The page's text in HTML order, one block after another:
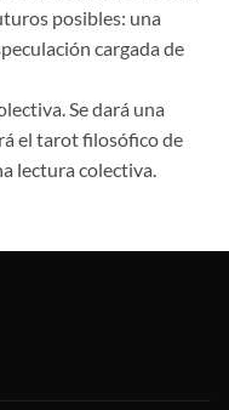
posibles: una
cargada de
Se dará una
el tarot filosófico de
lectura colectiva.